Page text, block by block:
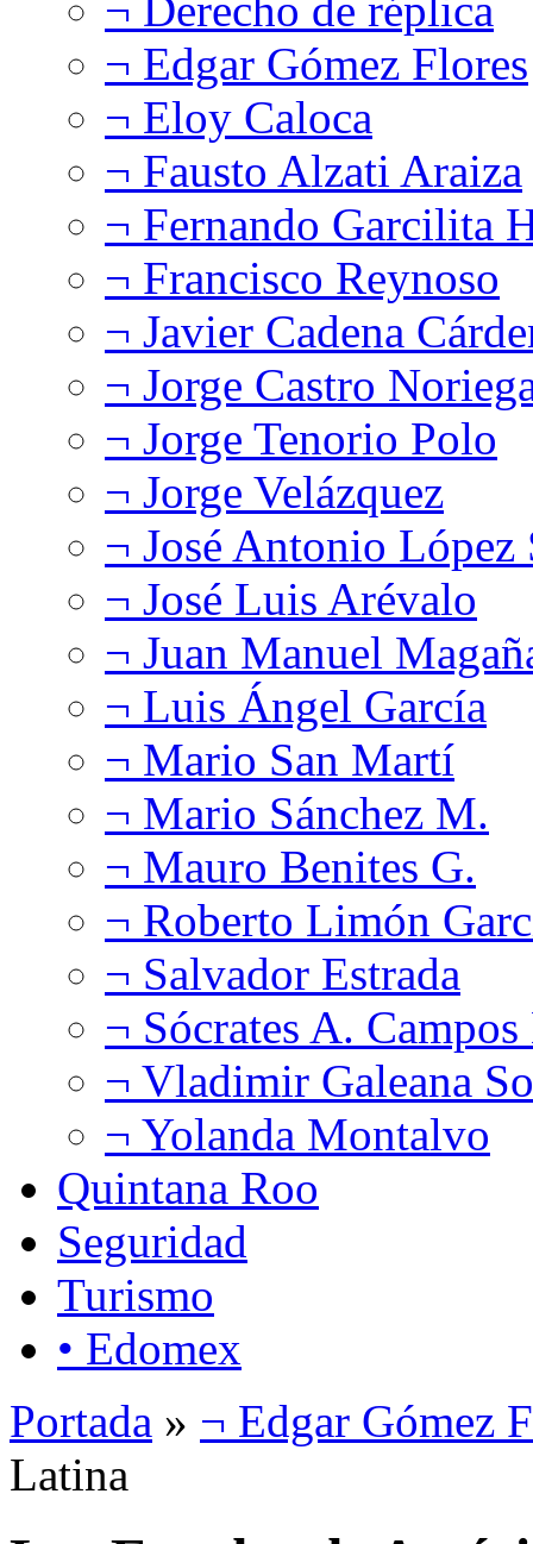
¬ Edgar Gómez Flores
¬ Eloy Caloca
¬ Fausto Alzati Araiza
¬ Fernando Garcilita
¬ Francisco Reynoso
¬ Javier Cadena
¬ Jorge Castro
¬ Jorge Tenorio Polo
¬ Jorge Velázquez
¬ José Antonio López
¬ José Luis Arévalo
¬ Juan Manuel
¬ Luis Ángel García
¬ Mario San Martí
¬ Mario Sánchez M.
¬ Mauro Benites G.
¬ Roberto Limón
¬ Salvador Estrada
¬ Sócrates A.
¬ Vladimir Galeana
¬ Yolanda Montalvo
Quintana Roo
Seguridad
Turismo
• Edomex
Portada » ¬ Edgar Gómez
Latina